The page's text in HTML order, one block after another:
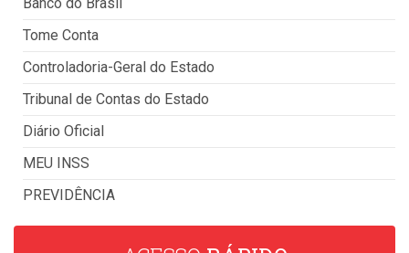
Tome Conta
Controladoria-Geral do Estado
Tribunal de Contas do Estado
Diário Oficial
MEU INSS
PREVIDÊNCIA